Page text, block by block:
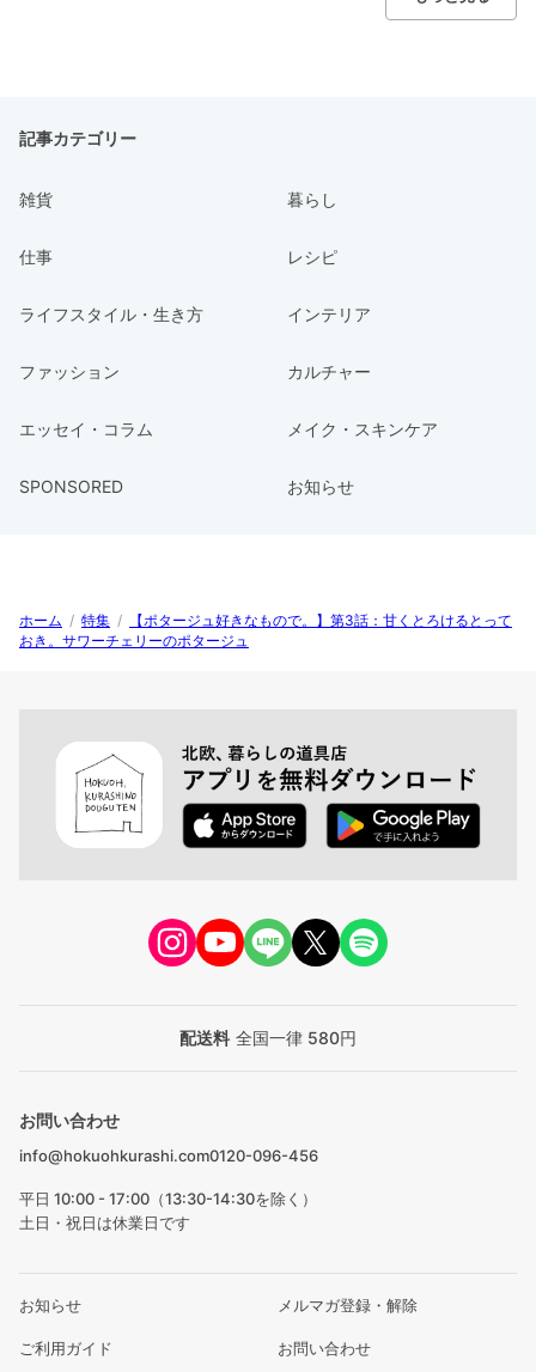
記事カテゴリー
雑貨 暮らし
仕事 レシピ
ライフスタイル・生き方 インテリア
ファッション カルチャー
エッセイ・コラム メイク・スキンケア
SPONSORED お知らせ
ホーム / 特集 /
【ポタージュ好きなもので。】第3話：甘くとろけるとって
おき。サワーチェリーのポタージュ
配送料 全国一律 580円
お問い合わせ
info@hokuohkurashi.com0120-096-456
平日 10:00 - 17:00（13:30-14:30を除く）
土日・祝日は休業日です
お知らせ メルマガ登録・解除
ご利用ガイド お問い合わせ